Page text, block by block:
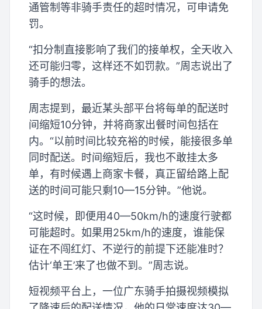
通管制等非骑手责任的超时情况，可申请免
罚。
“扣分制直接影响了我们的接单权，全天收入
还可能归零，这样还不如罚款。”周志说出了
骑手的想法。
周志提到，最近某头部平台将每单的配送时
间缩短10分钟，并将商家出餐时间包括在
内。“以前时间比较充裕的时候，能接很多单
同时配送。时间缩短后，我也不敢挂太多
单，有时候遇上商家卡餐，真正留给路上配
送的时间可能只剩10—15分钟。”他说。
“这时候，即便用40—50km/h的速度行驶都
可能超时。如果用25km/h的速度，谁能保
证在不闯红灯、不逆行的前提下还能准时？
估计‘单王’来了也做不到。”周志说。
短视频平台上，一位广东骑手拍摄视频模拟